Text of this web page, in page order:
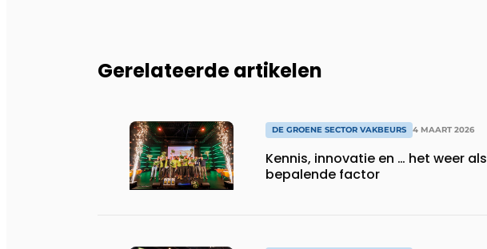
Gerelateerde artikelen
DE GROENE SECTOR VAKBEURS 4 MAART 2026
Kennis, innovatie en … het weer als
bepalende factor